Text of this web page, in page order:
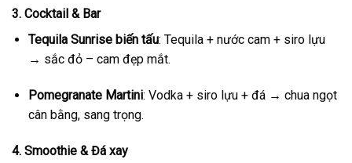
3. Cocktail & Bar
Tequila Sunrise biến tấu: Tequila + nước cam + siro lựu
→ sắc đỏ – cam đẹp mắt.
Pomegranate Martini: Vodka + siro lựu + đá → chua ngọt
cân bằng, sang trọng.
4. Smoothie & Đá xay